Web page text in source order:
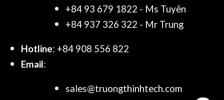
+84 93 679 1822 - Ms Tuyên
+84 937 326 322 - Mr Trung
Hotline: +84 908 556 822
Email:
sales@truongthinhtech.com